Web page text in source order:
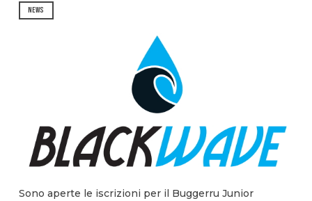
NEWS
Sono aperte le iscrizioni per il Buggerru Junior